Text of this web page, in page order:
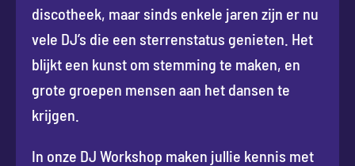
discotheek, maar sinds enkele jaren zijn er nu
vele DJ’s die een sterrenstatus genieten. Het
blijkt een kunst om stemming te maken, en
grote groepen mensen aan het dansen te
krijgen.
In onze DJ Workshop maken jullie kennis met